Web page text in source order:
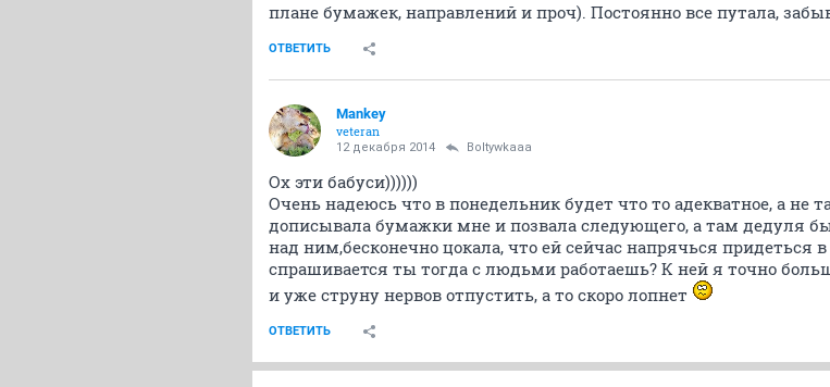
плане бумажек, направлений и проч). Постоянно все путала,
ОТВЕТИТЬ
Mankey
veteran
12 декабря 2014 Boltywkaaa
Ох эти бабуси))))))
Очень надеюсь что в понедельник будет что то адекватное, а не
дописывала бумажки мне и позвала следующего, а там дедуля
над ним,бесконечно цокала, что ей сейчас напрячься придеться
спрашивается ты тогда с людьми работаешь? К ней я точно
и уже струну нервов отпустить, а то скоро лопнет
ОТВЕТИТЬ